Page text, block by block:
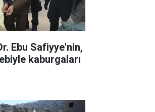
Ebu Safiyye'nin,
kaburgaları